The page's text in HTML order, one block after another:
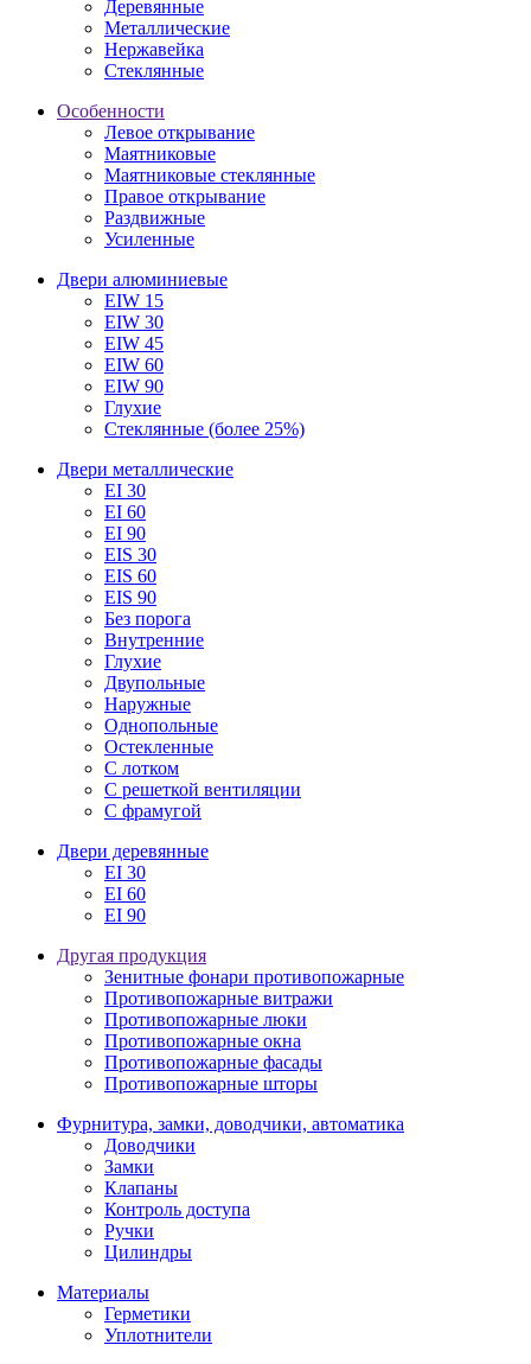
Деревянные
Металлические
Нержавейка
Стеклянные
Особенности
Левое открывание
Маятниковые
Маятниковые стеклянные
Правое открывание
Раздвижные
Усиленные
Двери алюминиевые
EIW 15
EIW 30
EIW 45
EIW 60
EIW 90
Глухие
Стеклянные (более 25%)
Двери металлические
EI 30
EI 60
EI 90
EIS 30
EIS 60
EIS 90
Без порога
Внутренние
Глухие
Двупольные
Наружные
Однопольные
Остекленные
С лотком
С решеткой вентиляции
С фрамугой
Двери деревянные
EI 30
EI 60
EI 90
Другая продукция
Зенитные фонари противопожарные
Противопожарные витражи
Противопожарные люки
Противопожарные окна
Противопожарные фасады
Противопожарные шторы
Фурнитура, замки, доводчики, автоматика
Доводчики
Замки
Клапаны
Контроль доступа
Ручки
Цилиндры
Материалы
Герметики
Уплотнители